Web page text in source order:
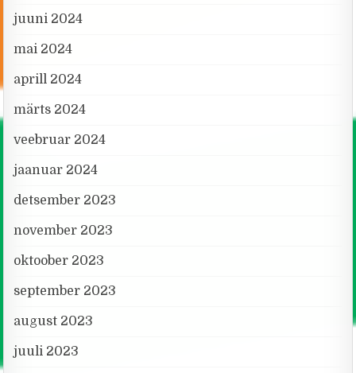
juuni 2024
mai 2024
aprill 2024
märts 2024
veebruar 2024
jaanuar 2024
detsember 2023
november 2023
oktoober 2023
september 2023
august 2023
juuli 2023